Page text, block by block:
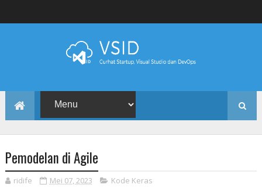
Pemodelan di Agile
ridife Mei 07, 2023 Kode Keras